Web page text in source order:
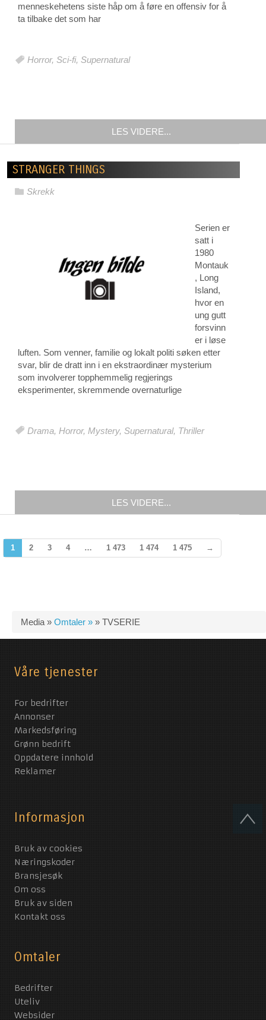
menneskehetens siste håp om å føre en offensiv for å
ta tilbake det som har
Horror, Sci-fi, Supernatural
LES VIDERE...
STRANGER THINGS
Skrekk
Serien er
satt i
1980
Montauk
, Long
Island,
hvor en
ung gutt
forsvinn
er i løse
luften. Som venner, familie og lokalt politi søken etter
svar, blir de dratt inn i en ekstraordinær mysterium
som involverer topphemmelig regjerings
eksperimenter, skremmende overnaturlige
Drama Horror, Mystery, Supernatural, Thriller
LES VIDERE...
1 2 3 4 … 1 473 1 474 1 475 →
Media » Omtaler » » TVSERIE
Våre tjenester
For bedrifter
Annonser
Markedsføring
Grønn bedrift
Oppdatere innhold
Reklamer
Informasjon
Bruk av cookies
Næringskoder
Bransjesøk
Om oss
Bruk av siden
Kontakt oss
Omtaler
Bedrifter
Uteliv
Websider